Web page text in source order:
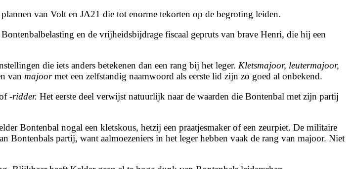
van Volt en JA21 die tot enorme tekorten op de begroting leiden.
en de vrijheidsbijdrage fiscaal gepruts van brave Henri, die hij een
die iets anders betekenen dan een rang bij het leger. Kletsmajoor, leutermajoor,
van majoormet een zelfstandig naamwoord als eerste lid zijn zo goed al onbekend.
-ridder. Het eerste deel verwijst natuurlijk naar de waarden die Bontenbal met zijn partij
Bontenbal nogal een kletskous, hetzij een praatjesmaker of een zeurpiet. De militaire
partij, want aalmoezeniers in het leger hebben vaak de rang van majoor. Niet